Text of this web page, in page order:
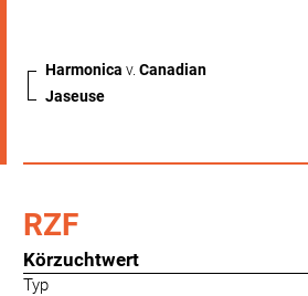
Harmonica v. Canadian
Jaseuse
RZF
Körzuchtwert
Typ